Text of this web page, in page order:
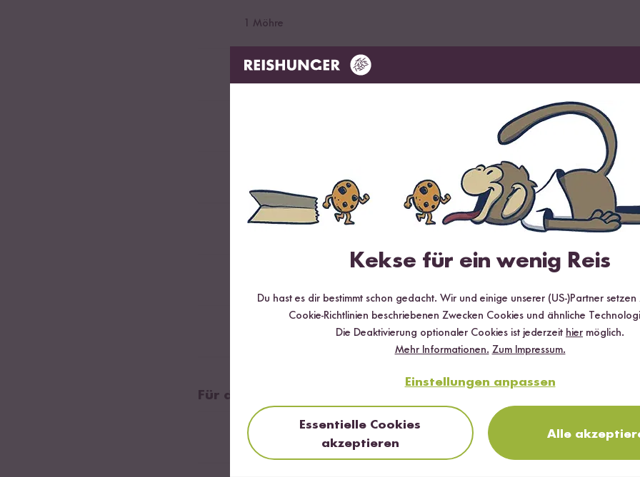
Möhre
EL Gehackte Erdnüsse
Für das Dressing
2Knoblauchzehen
Kekse für ein wenig Reis
Du hast es dir bestimmt schon gedacht. Wir und einige unserer (US-)Partner
Cookie-Richtlinien beschriebenen Zwecken Cookies und ähnliche
Die Deaktivierung optionaler Cookies ist jederzeit hier möglich.
Mehr Informationen. Zum Impressum.
Einstellungen anpassen
Essentielle Cookies
akzeptieren
Alle